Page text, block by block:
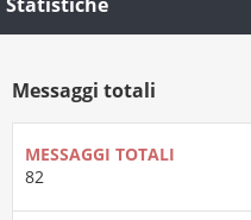
Messaggi totali
MESSAGGI TOTALI
82